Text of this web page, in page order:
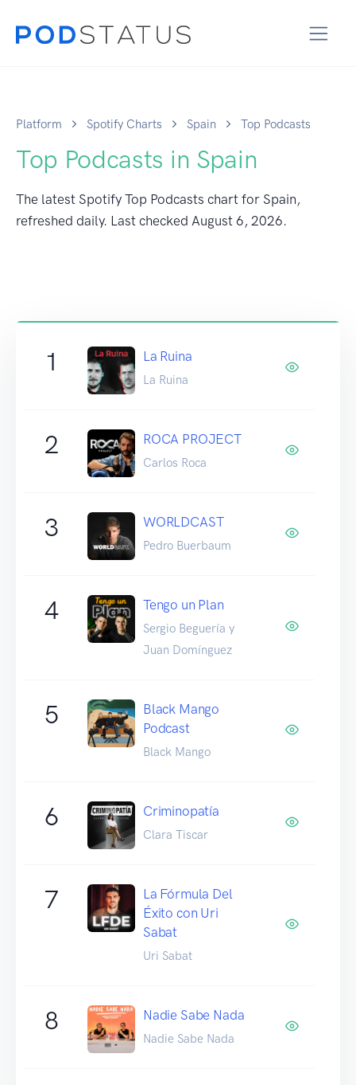
Platform Spotify Charts Spain Top Podcasts
Top Podcasts in Spain
The latest Spotify Top Podcasts chart for Spain,
refreshed daily. Last checked August 6, 2026.
1 La Ruina
La Ruina
2 ROCA PROJECT
Carlos Roca
3 WORLDCAST
Pedro Buerbaum
4 Tengo un Plan
Sergio Beguería y
Juan Domínguez
5
Black Mango
Podcast
Black Mango
6 Criminopatía
Clara Tiscar
7
La Fórmula Del
Éxito con Uri
Sabat
Uri Sabat
8 Nadie Sabe Nada
Nadie Sabe Nada